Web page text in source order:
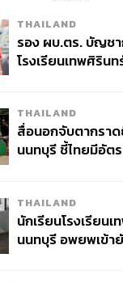
THAILAND
รอง ผบ.ตร. บัญช
โรงเรียนเทพศิริน
THAILAND
สื่อนอกจับตากราด
นนทบุรี ชี้ไทยมีอัต
THAILAND
นักเรียนโรงเรียน
นนทบุรี อพยพเข้